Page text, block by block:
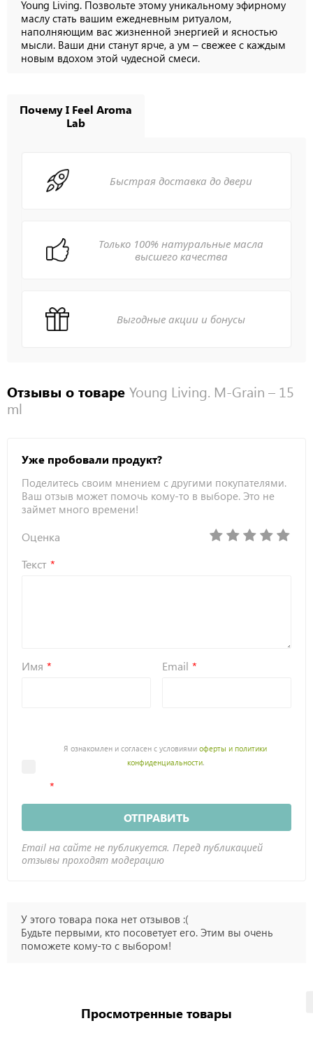
Young Living. Позвольте этому уникальному эфирному
маслу стать вашим ежедневным ритуалом,
наполняющим вас жизненной энергией и ясностью
мысли. Ваши дни станут ярче, а ум – свежее с каждым
новым вдохом этой чудесной смеси.
Почему I Feel Aroma
Lab
Быстрая доставка до двери
Только 100% натуральные масла
высшего качества
Выгодные акции и бонусы
Отзывы о товаре Young Living. M-Grain – 15
ml
Уже пробовали продукт?
Поделитесь своим мнением с другими покупателями.
Ваш отзыв может помочь кому-то в выборе. Это не
займет много времени!
Оценка
Текст
Имя Email
Я ознакомлен и согласен с условиямиоферты и политики
конфиденциальности.
ОТПРАВИТЬ
Email на сайте не публикуется. Перед публикацией
отзывы проходят модерацию
У этого товара пока нет отзывов :(
Будьте первыми, кто посоветует его. Этим вы очень
поможете кому-то с выбором!
Просмотренные товары